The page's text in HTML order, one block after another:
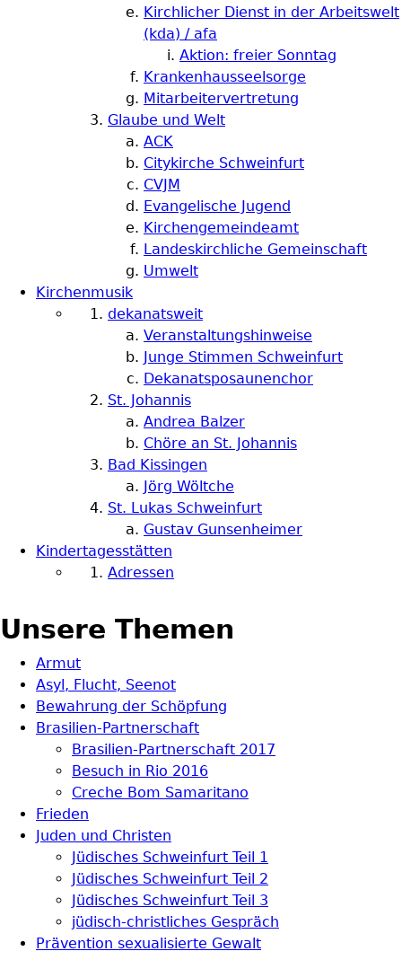
Kirchlicher Dienst in der Arbeitswelt
(kda) / afa
Aktion: freier Sonntag
Krankenhausseelsorge
Mitarbeitervertretung
Glaube und Welt
ACK
Citykirche Schweinfurt
CVJM
Evangelische Jugend
Kirchengemeindeamt
Landeskirchliche Gemeinschaft
Umwelt
Kirchenmusik
dekanatsweit
Veranstaltungshinweise
Junge Stimmen Schweinfurt
Dekanatsposaunenchor
St. Johannis
Andrea Balzer
Chöre an St. Johannis
Bad Kissingen
Jörg Wöltche
St. Lukas Schweinfurt
Gustav Gunsenheimer
Kindertagesstätten
Adressen
Unsere Themen
Armut
Asyl, Flucht, Seenot
Bewahrung der Schöpfung
Brasilien-Partnerschaft
Brasilien-Partnerschaft 2017
Besuch in Rio 2016
Creche Bom Samaritano
Frieden
Juden und Christen
Jüdisches Schweinfurt Teil 1
Jüdisches Schweinfurt Teil 2
Jüdisches Schweinfurt Teil 3
jüdisch-christliches Gespräch
Prävention sexualisierte Gewalt